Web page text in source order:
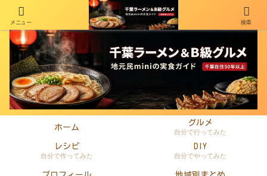
千葉在住50年以上のminiがラーメン・町中華・B級グルメを本音レビュー
ホーム
グルメ
自分で行ってみた
レシピ
自分で作ってみた
DIY
自分でやってみた
メニュー 検索